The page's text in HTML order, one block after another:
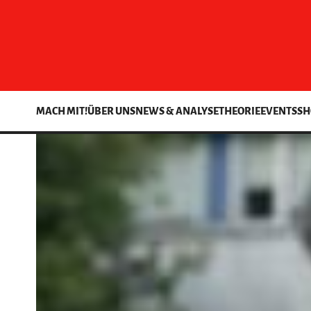
MACH MIT!ÜBER UNSNEWS & ANALYSETHEORIEEVENTS